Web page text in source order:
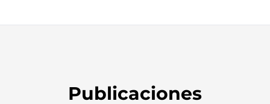
Publicaciones